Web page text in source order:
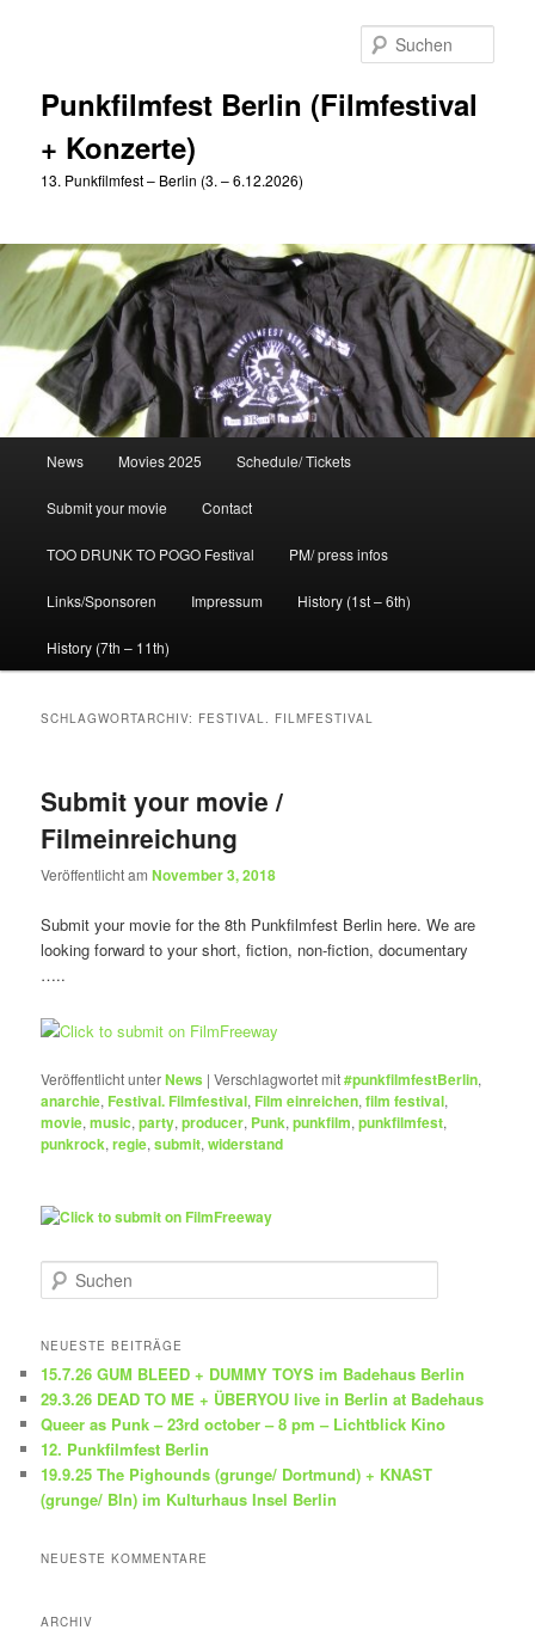
Punkfilmfest Berlin (Filmfestival
+ Konzerte)
13. Punkfilmfest – Berlin (3. – 6.12.2026)
News Movies 2025 Schedule/ Tickets
Submit your movie Contact
TOO DRUNK TO POGO Festival PM/ press infos
Links/Sponsoren Impressum History (1st – 6th)
History (7th – 11th)
SCHLAGWORTARCHIV: FESTIVAL. FILMFESTIVAL
Submit your movie /
Filmeinreichung
Veröffentlicht amNovember 3, 2018
Submit your movie for the 8th Punkfilmfest Berlin here. We are
looking forward to your short, fiction, non-fiction, documentary
…..
Veröffentlicht unterNews |Verschlagwortet mit#punkfilmfestBerlin,
anarchie, Festival. Filmfestival, Film einreichen,film festival,
movie,music,party,producer, Punk,punkfilm,punkfilmfest,
punkrock,regie,submit,widerstand
u
h
n
NEUESTE BEITRÄGE
15.7.26 GUM BLEED + DUMMY TOYS im Badehaus Berlin
29.3.26 DEAD TO ME + ÜBERYOU live in Berlin at Badehaus
Queer as Punk – 23rd october – 8 pm – Lichtblick Kino
12. Punkfilmfest Berlin
19.9.25 The Pighounds (grunge/ Dortmund) + KNAST
(grunge/ Bln) im Kulturhaus Insel Berlin
NEUESTE KOMMENTARE
ARCHIV